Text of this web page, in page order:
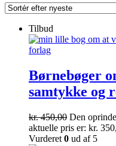
Tilbud
Børnebøger
samtykke og
kr.450,00 Den
aktuelle pris er: kr.
Vurderet 0 ud af 5